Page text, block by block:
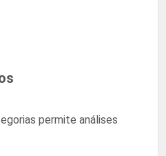
permite análises